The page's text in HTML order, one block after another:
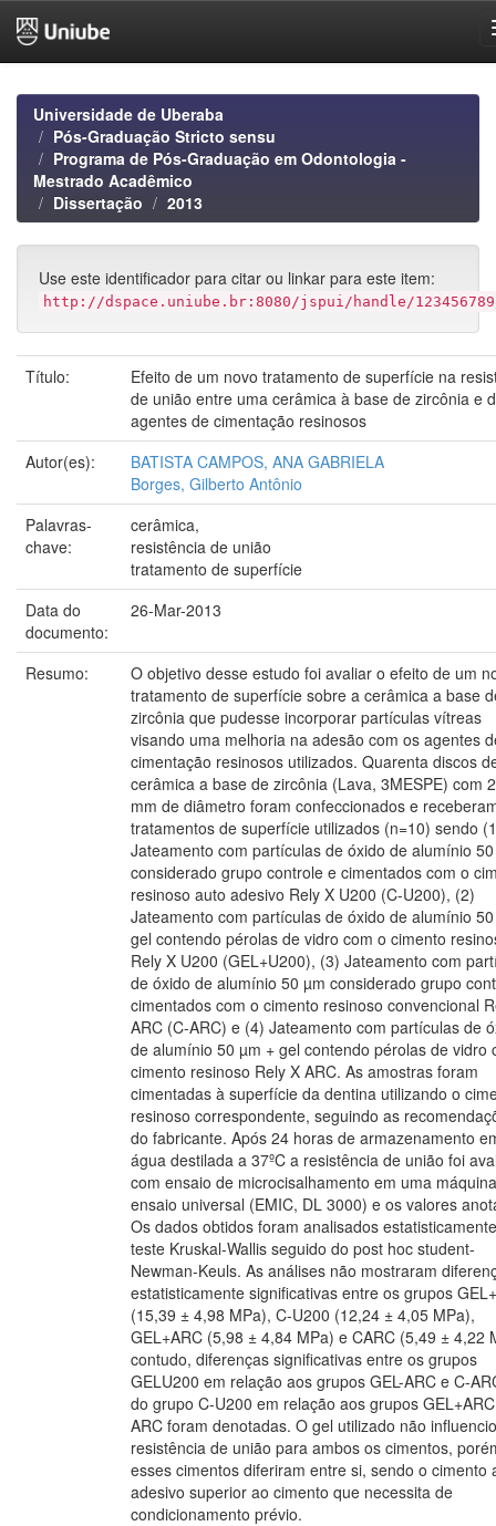
navigationUniversidade de Uberaba
Pós-Graduação Stricto sensu
Programa de Pós-Graduação em Odontologia -
Mestrado Acadêmico
Dissertação
2013
Use este identificador para citar ou linkar para este item:
http://dspace.uniube.br:8080/jspui/handle/
Título:
Efeito de um novo tratamento de superfície na
de união entre uma cerâmica à base de zircônia e
agentes de cimentação resinosos
Autor(es):
BATISTA CAMPOS, ANA GABRIELA
Borges, Gilberto Antônio
Palavras-
chave:
cerâmica,
resistência de união
tratamento de superfície
Data do
documento:
26-Mar-2013
Resumo:
O objetivo desse estudo foi avaliar o efeito de um
tratamento de superfície sobre a cerâmica a base
zircônia que pudesse incorporar partículas vítreas
visando uma melhoria na adesão com os agentes
cimentação resinosos utilizados. Quarenta discos
cerâmica a base de zircônia (Lava, 3MESPE) com
mm de diâmetro foram confeccionados e
tratamentos de superfície utilizados (n=10) sendo
Jateamento com partículas de óxido de alumínio
considerado grupo controle e cimentados com o
resinoso auto adesivo Rely X U200 (C-U200), (2)
Jateamento com partículas de óxido de alumínio
gel contendo pérolas de vidro com o cimento
Rely X U200 (GEL+U200), (3) Jateamento com
de óxido de alumínio 50 µm considerado grupo
cimentados com o cimento resinoso convencional
ARC (C-ARC) e (4) Jateamento com partículas de
de alumínio 50 µm + gel contendo pérolas de vidro
cimento resinoso Rely X ARC. As amostras foram
cimentadas à superfície da dentina utilizando o
resinoso correspondente, seguindo as
do fabricante. Após 24 horas de armazenamento
água destilada a 37ºC a resistência de união foi
com ensaio de microcisalhamento em uma
ensaio universal (EMIC, DL 3000) e os valores
Os dados obtidos foram analisados
teste Kruskal-Wallis seguido do post hoc student-
Newman-Keuls. As análises não mostraram
estatisticamente significativas entre os grupos
(15,39 ± 4,98 MPa), C-U200 (12,24 ± 4,05 MPa),
GEL+ARC (5,98 ± 4,84 MPa) e CARC (5,49 ± 4,22
contudo, diferenças significativas entre os grupos
GELU200 em relação aos grupos GEL-ARC e C-
do grupo C-U200 em relação aos grupos
ARC foram denotadas. O gel utilizado não
resistência de união para ambos os cimentos,
esses cimentos diferiram entre si, sendo o cimento
adesivo superior ao cimento que necessita de
condicionamento prévio.